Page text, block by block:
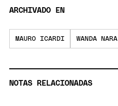
ARCHIVADO EN
MAURO ICARDI WANDA NARA
NOTAS RELACIONADAS